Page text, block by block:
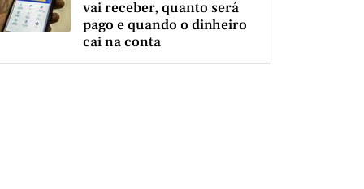
vai receber, quanto será
pago e quando o dinheiro
cai na conta